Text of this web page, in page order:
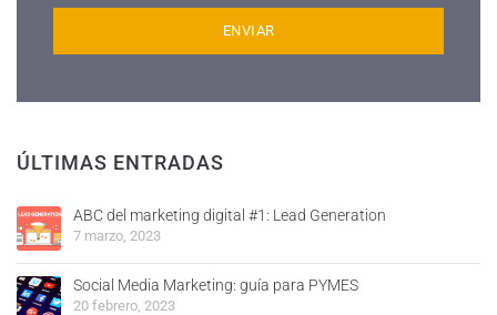
ÚLTIMAS ENTRADAS
ABC del marketing digital #1: Lead Generation
7 marzo, 2023
Social Media Marketing: guía para PYMES
20 febrero, 2023